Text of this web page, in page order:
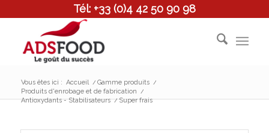
Tél: +33 (0)4 42 50 90 98
Vous êtes ici : Accueil / Gamme produits /
Produits d'enrobage et de fabrication /
Antioxydants - Stabilisateurs /Super frais